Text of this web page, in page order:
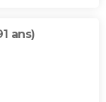
ans)